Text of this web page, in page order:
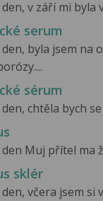
v září mi byla
serum
byla jsem na
sérum
chtěla bych
Muj přítel ma
sklér
včera jsem si